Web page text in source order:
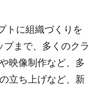
トに組織づくりを
まで、多くのクラ
映像制作など、多
立ち上げなど、新